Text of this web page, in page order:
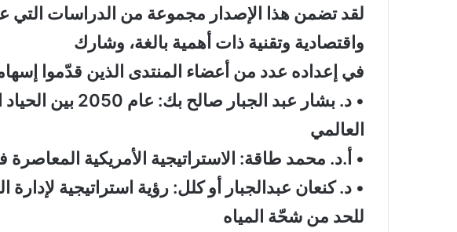
لقد تضمن هذا الإصدار مجموعة من الدراسات التي
واقتصادية وتقنية ذات أهمية بالغة، وشارك
في إعداده عدد من أعضاء المنتدى الذين قدّموا
• د. بشار عبد الجبار
العالمي
• أ.د. محمد طاقة: الاستراتيجية الأمريكية
• د. كنعان عبدالجبار أو كلل: رؤية استراتيجية لإدارة
للحد من شحّة المياه